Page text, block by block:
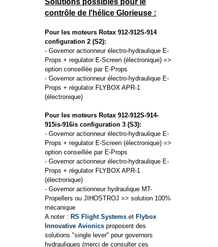
contrôle de l'hélice Glorieuse :
Pour les moteurs Rotax 912-912S-914
configuration 2 (S2):
- Governor actionneur électro-hydraulique E-
Props + regulator E-Screen (électronique) =>
option conseillée par E-Props
- Governor actionneur électro-hydraulique E-
Props + régulator FLYBOX APR-1
(électronique)
Pour les moteurs Rotax 912-912S-914-
915is-916is configuration 3 (S3):
- Governor actionneur électro-hydraulique E-
Props + regulator E-Screen (électronique) =>
option conseillée par E-Props
- Governor actionneur électro-hydraulique E-
Props + régulator FLYBOX APR-1
(électronique)
- Governor actionneur hydraulique MT-
Propellers ou JIHOSTROJ => solution 100%
mécanique
A noter :RS Flight Systems etFlybox
Innovative Avionics proposent des
solutions "single lever" pour governors
hydrauliques (merci de consulter ces